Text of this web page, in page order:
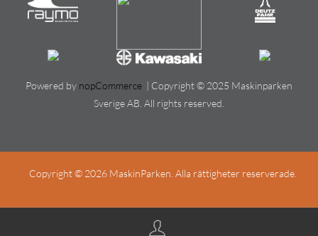
Powered by nopCommerce | Copyright © 2025 Maskinparken
Sverige AB. All rights reserved.
Copyright © 2026 MaskinParken. Alla rättigheter reserverade.